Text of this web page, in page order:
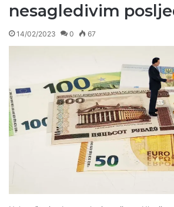
nesagledivim
14/02/2023 0 67